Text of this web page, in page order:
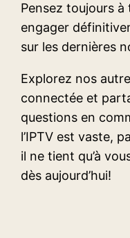
Pensez toujours
engager
sur les dernières
Explorez nos
connectée et
questions en
l’IPTV est vaste,
il ne tient qu’à
dès aujourd’hui!